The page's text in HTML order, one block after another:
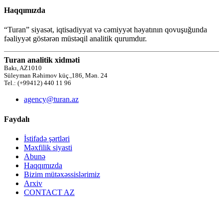
Haqqımızda
“Turan” siyasət, iqtisadiyyat və cəmiyyət həyatının qovuşuğunda
fəaliyyət göstərən müstəqil analitik qurumdur.
Turan analitik xidməti
Bakı, AZ1010
Süleyman Rəhimov küç.,186, Mən. 24
Tel.: (+99412) 440 11 96
agency@turan.az
Faydalı
İstifadə şərtləri
Məxfilik siyasti
Abunə
Haqqımızda
Bizim mütəxəssislərimiz
Arxiv
CONTACT AZ